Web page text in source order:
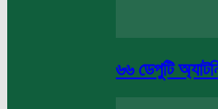
৬৬ ডেপুটি